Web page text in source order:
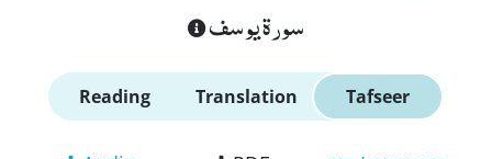
سورة يوسف
Reading Translation Tafseer